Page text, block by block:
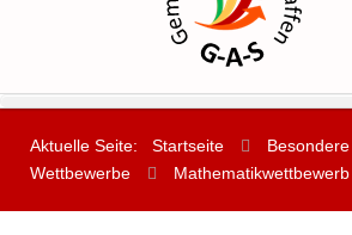
Aktuelle Seite: Startseite
Wettbewerbe
Mathematikwettbewerb